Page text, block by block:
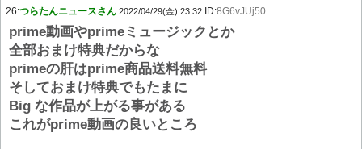
26:つらたんニュースさん 2022/04/29(金) 23:32 ID:8G6vJUj50
prime動画やprimeミュージックとか
全部おまけ特典だからな
primeの肝はprime商品送料無料
そしておまけ特典でもたまに
Big な作品が上がる事がある
これがprime動画の良いところ